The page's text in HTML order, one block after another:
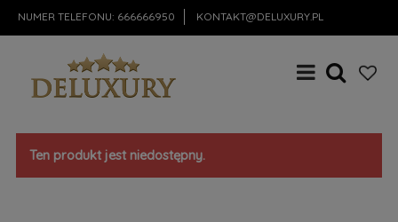
NUMER TELEFONU: 666666950 KONTAKT@DELUXURY.PL
Ten produkt jest niedostępny.